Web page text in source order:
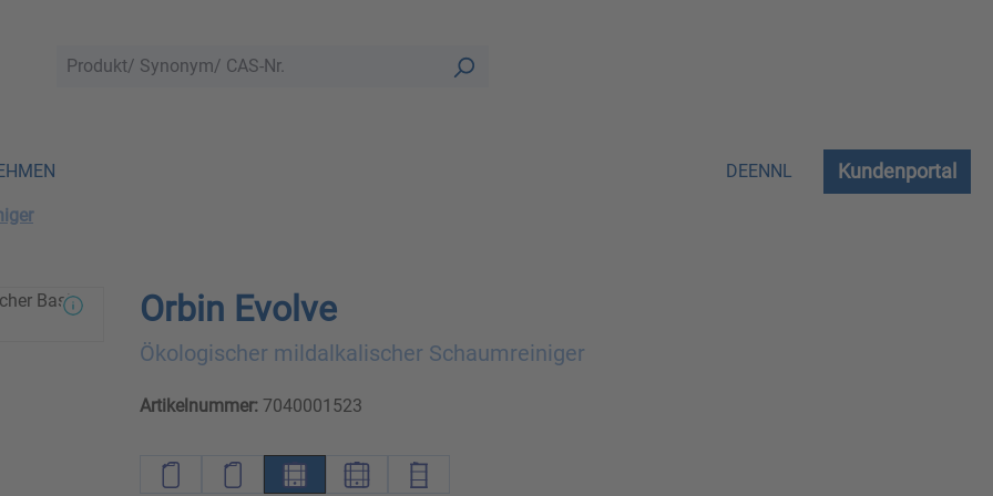
DEENNL Kundenportal
Orbin Evolve
Ökologischer mildalkalischer Schaumreiniger
Artikelnummer:7040001523